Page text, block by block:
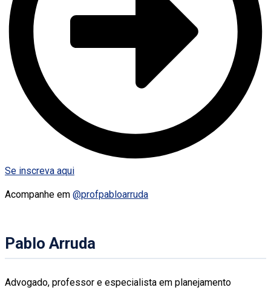
Se inscreva aqui
Acompanhe em @profpabloarruda
Pablo Arruda
Advogado, professor e especialista em planejamento